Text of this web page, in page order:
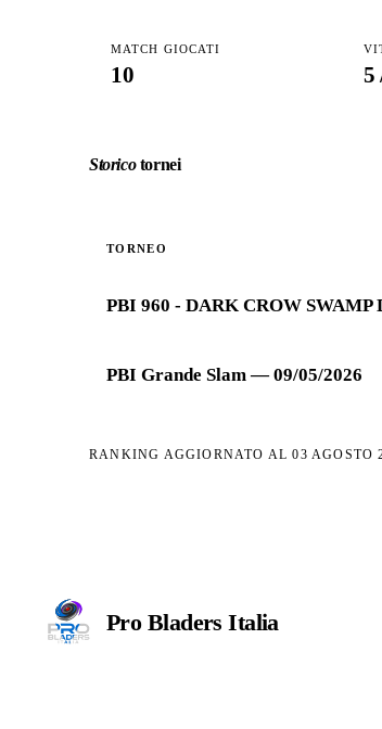
MATCH GIOCATI
10 5
Storicotornei
TORNEO
PBI 960 - DARK CROW SWAMP
PBI Grande Slam — 09/05/2026
RANKING AGGIORNATO AL03 AGOSTO
Pro BladersItalia